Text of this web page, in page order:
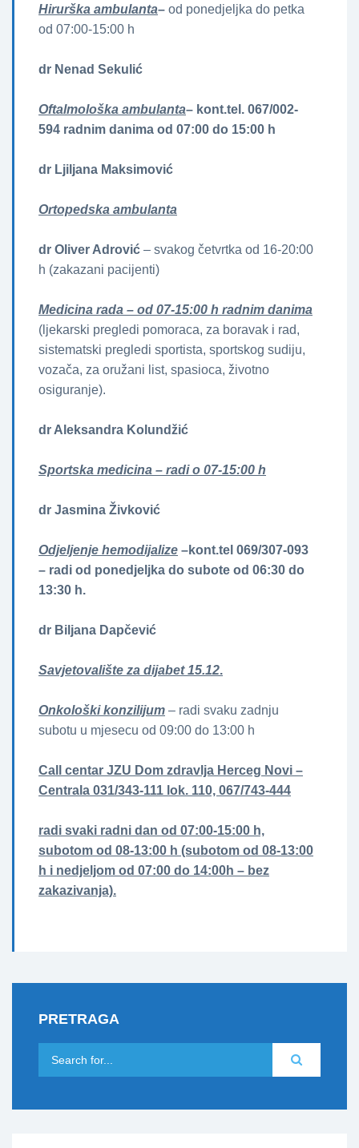
Hirurška ambulanta– od ponedjeljka do petka
od 07:00-15:00 h
dr Nenad Sekulić
Oftalmološka ambulanta– kont.tel. 067/002-
594 radnim danima od 07:00 do 15:00 h
dr Ljiljana Maksimović
Ortopedska ambulanta
dr Oliver Adrović – svakog četvrtka od 16-20:00
h (zakazani pacijenti)
Medicina rada – od 07-15:00 h radnim danima
(ljekarski pregledi pomoraca, za boravak i rad,
sistematski pregledi sportista, sportskog sudiju,
vozača, za oružani list, spasioca, životno
osiguranje).
dr Aleksandra Kolundžić
Sportska medicina – radi o 07-15:00 h
dr Jasmina Živković
Odjeljenje hemodijalize –kont.tel 069/307-093
– radi od ponedjeljka do subote od 06:30 do
13:30 h.
dr Biljana Dapčević
Savjetovalište za dijabet 15.12.
Onkološki konzilijum – radi svaku zadnju
subotu u mjesecu od 09:00 do 13:00 h
Call centar JZU Dom zdravlja Herceg Novi –
Centrala 031/343-111 lok. 110, 067/743-444
radi svaki radni dan od 07:00-15:00 h,
subotom od 08-13:00 h (subotom od 08-13:00
h i nedjeljom od 07:00 do 14:00h – bez
zakazivanja).
PRETRAGA